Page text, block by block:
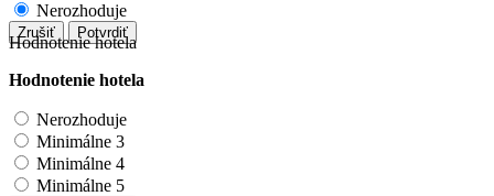
Nerozhoduje
Zrušiť Potvrdiť
Hodnotenie hotela
Hodnotenie hotela
Nerozhoduje
Minimálne 3
Minimálne 4
Minimálne 5